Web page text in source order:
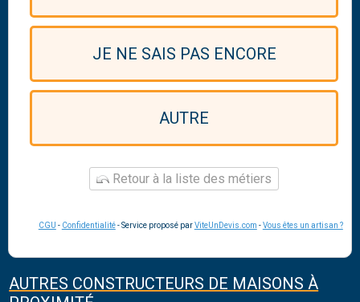
JE NE SAIS PAS ENCORE
AUTRE
Retour à la liste des métiers
CGU - Confidentialité- Service proposé parViteUnDevis.com -Vous êtes un artisan ?
AUTRES CONSTRUCTEURS DE MAISONS À